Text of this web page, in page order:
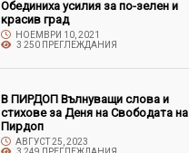
Обединиха усилия за по-зелен и
красив град
НОЕМВРИ 10, 2021
3 250 ПРЕГЛЕЖДАНИЯ
В ПИРДОП Вълнуващи слова и
стихове за Деня на Свободата на
Пирдоп
АВГУСТ 25, 2023